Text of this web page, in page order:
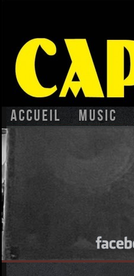
Accueil Music